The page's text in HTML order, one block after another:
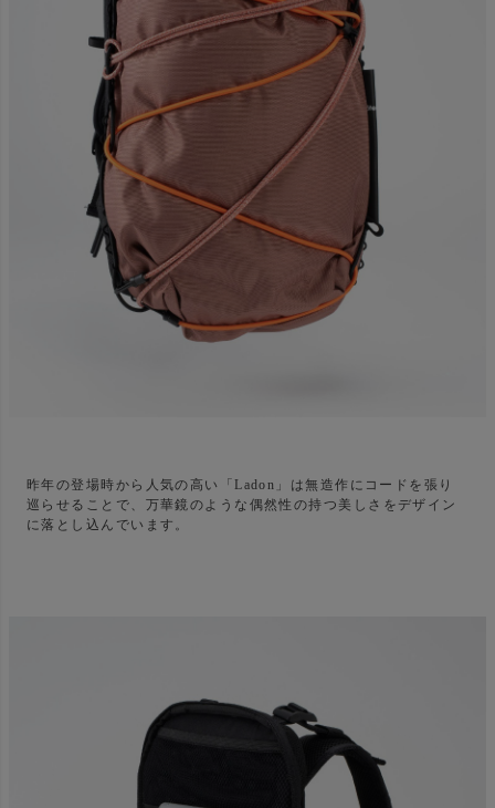
昨年の登場時から人気の高い「Ladon」は無造作にコードを張り
巡らせることで、万華鏡のような偶然性の持つ美しさをデザイン
に落とし込んでいます。